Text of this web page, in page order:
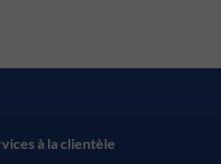
à la clientèle